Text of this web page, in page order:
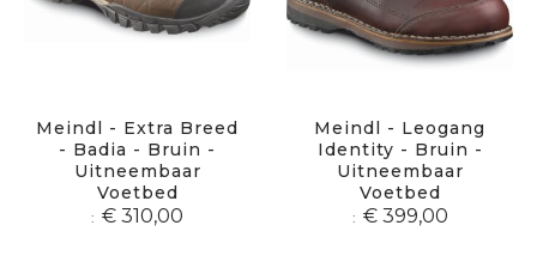
Meindl - Extra Breed
- Badia - Bruin -
Uitneembaar
Voetbed
€ 310,00
Meindl - Leogang
Identity - Bruin -
Uitneembaar
Voetbed
€ 399,00